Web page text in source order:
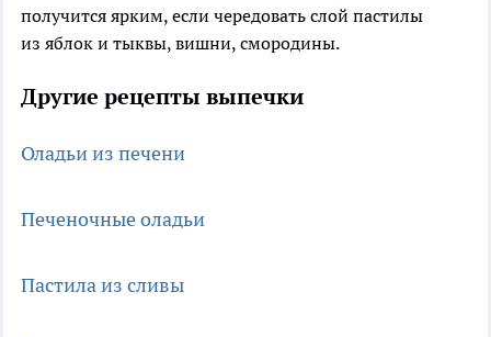
получится ярким, если чередовать слой пастилы
из яблок и тыквы, вишни, смородины.
Другие рецепты выпечки
Оладьи из печени
Печеночные оладьи
Пастила из сливы